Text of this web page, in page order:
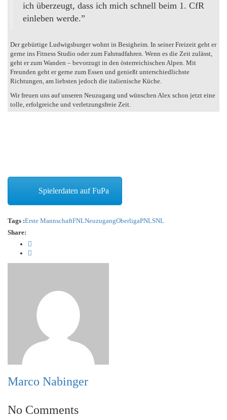
ich überzeugt, dass ich mich schnell beim 1. CfR
einleben werde.”
Der gebürtige Ludwigsburger wohnt in Besigheim. In seiner Freizeit geht er
gerne ins Fitness Studio oder zum Fahrradfahren. Wenn es die Zeit zulässt,
geht er zum Wanden – bevorzugt in den österreichischen Alpen. Mit
Freunden geht er gerne zum Essen und genießt unterschiedlichste
Richtungen, am liebsten jedoch die italienische Küche.
Wir freuen uns auf unseren Neuzugang und wünschen Alex schon jetzt eine
tolle, erfolgreiche und verletzungsfreie Zeit.
Spielerdaten auf FuPa
Tags :Erste MannschaftFNLNeuzugangOberligaPNLSNL
Share:
Marco Nabinger
No Comments